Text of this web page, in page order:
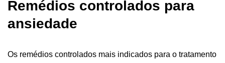
Remédios controlados para
ansiedade
Os remédios controlados mais indicados para o tratamento